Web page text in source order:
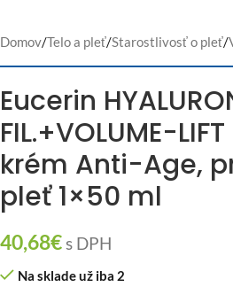
Domov/Telo a pleť/Starostlivosť o pleť/
Eucerin
FIL.+VOLUME-
krém Anti-Age,
pleť 1×50 ml
40,68€s DPH
Na sklade už iba 2